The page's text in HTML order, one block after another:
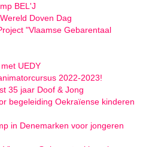
BEL'J
Doven Dag
"Vlaamse Gebarentaal
UEDY
2022-2023!
35 jaar Doof & Jong
begeleiding Oekraïense kinderen
in Denemarken voor jongeren